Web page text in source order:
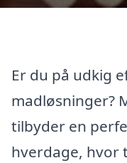
Er du på udkig
madløsninger?
tilbyder en
hverdage, hvor